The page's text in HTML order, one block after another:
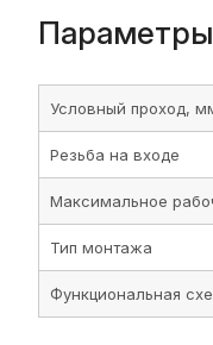
Условный проход,
Резьба на входе
Максимальное
Тип монтажа
Функциональная